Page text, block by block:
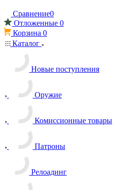
Сравнение0
Отложенные 0
Корзина 0
Каталог
Новые поступления
Оружие
Комиссионные товары
Патроны
Релоадинг